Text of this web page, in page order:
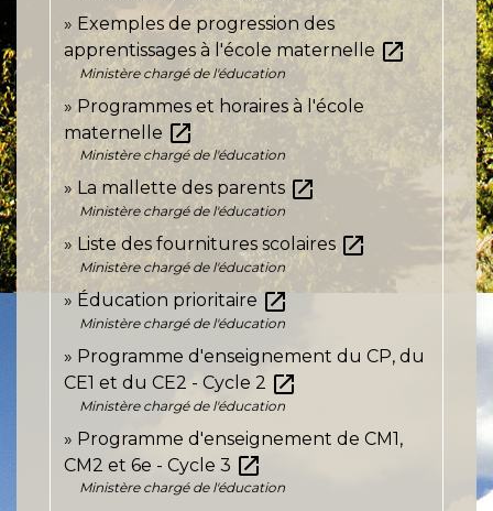
Exemples de progression des
apprentissages à l'école maternelle open_in_new
Ministère chargé de l'éducation
Programmes et horaires à l'école
maternelle open_in_new
Ministère chargé de l'éducation
La mallette des parents open_in_new
Ministère chargé de l'éducation
Liste des fournitures scolaires open_in_new
Ministère chargé de l'éducation
Éducation prioritaire open_in_new
Ministère chargé de l'éducation
Programme d'enseignement du CP, du
CE1 et du CE2 - Cycle 2 open_in_new
Ministère chargé de l'éducation
Programme d'enseignement de CM1,
CM2 et 6e - Cycle 3 open_in_new
Ministère chargé de l'éducation